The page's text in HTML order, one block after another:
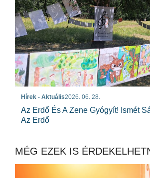
Hírek - Aktuális2026. 06. 28.
Az Erdő És A Zene Gyógyít! Ismét
Az Erdő
MÉG EZEK IS